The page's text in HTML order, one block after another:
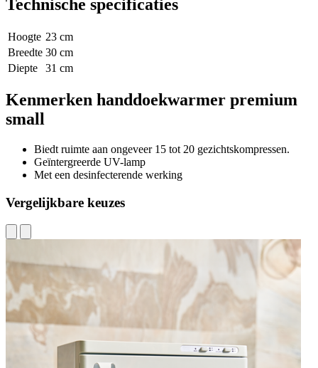
Technische specificaties
Hoogte 23 cm
Breedte 30 cm
Diepte
31 cm
Kenmerken handdoekwarmer premium
small
Biedt ruimte aan ongeveer 15 tot 20 gezichtskompressen.
Geïntergreerde UV-lamp
Met een desinfecterende werking
Vergelijkbare keuzes